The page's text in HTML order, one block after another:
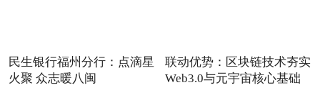
民生银行福州分行：点滴星
火聚 众志暖八闽
联动优势：区块链技术夯实
Web3.0与元宇宙核心基础